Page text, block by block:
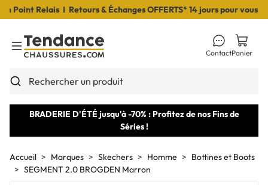
Relais I Retours & Échanges OFFERTS* 14 jours pour vous
Toggle Menu
Rechercher un produit
ContactPanier
BRADERIE D'ÉTÉ jusqu'à -70% : Profitez de nos Fins de
Séries !
Accueil Marques Skechers Homme
Bottines et Boots
SEGMENT 2.0 BROGDEN Marron